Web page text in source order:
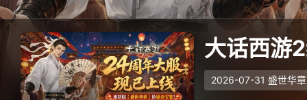
大话西游
2026-07-31 盛世华章